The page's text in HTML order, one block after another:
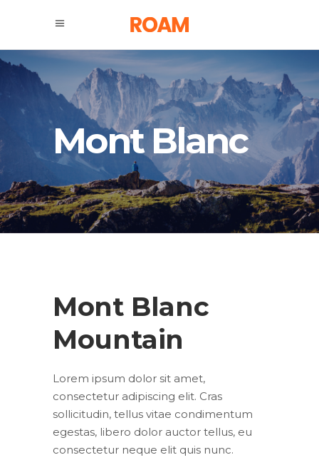
Mont Blanc
Mont Blanc
Mountain
Lorem ipsum dolor sit amet,
consectetur adipiscing elit. Cras
sollicitudin, tellus vitae condimentum
egestas, libero dolor auctor tellus, eu
consectetur neque elit quis nunc.